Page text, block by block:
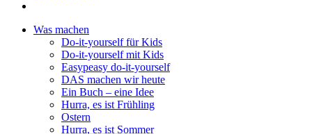
Was machen
Do-it-yourself für Kids
Do-it-yourself mit Kids
Easypeasy do-it-yourself
DAS machen wir heute
Ein Buch – eine Idee
Hurra, es ist Frühling
Ostern
Hurra, es ist Sommer